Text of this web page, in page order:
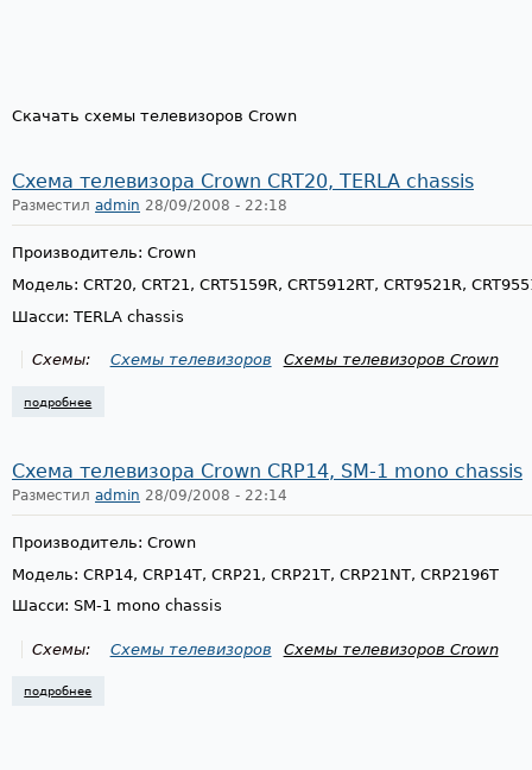
Скачать схемы телевизоров Crown
Схема телевизора Crown CRT20, TERLA chassis
Разместил admin 28/09/2008 - 22:18
Производитель: Crown
Модель: CRT20, CRT21, CRT5159R, CRT5912RT, CRT9521R,
Шасси: TERLA chassis
Схемы: Схемы телевизоров Схемы телевизоров Crown
подробнее
Схема телевизора Crown CRP14, SM-1 mono chassis
Разместил admin 28/09/2008 - 22:14
Производитель: Crown
Модель: CRP14, CRP14T, CRP21, CRP21T, CRP21NT, CRP2196T
Шасси: SM-1 mono chassis
Схемы: Схемы телевизоров Схемы телевизоров Crown
подробнее